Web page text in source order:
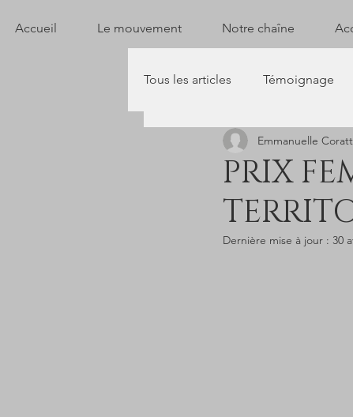
Accueil Le mouvement Notre chaîne
Tous les articles Témoignage
PRIX
Emmanuelle
Dernière mise à jour : 30